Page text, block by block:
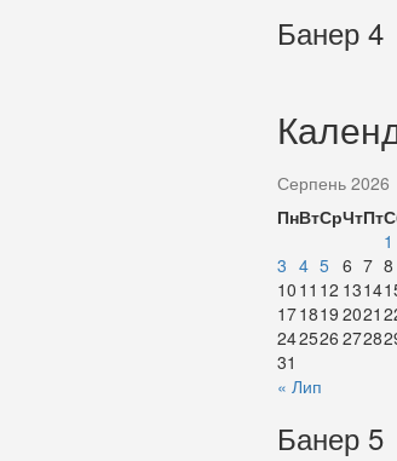
Банер 4
Серпень 2026
ПнВтСрЧтПт
1
3 4 5 6 7 8
10 11 12 1314
171819 2021
242526 2728
31
« Лип
Банер 5